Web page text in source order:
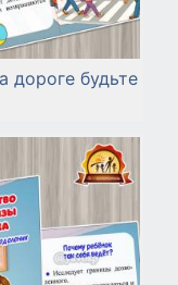
дороге будьте